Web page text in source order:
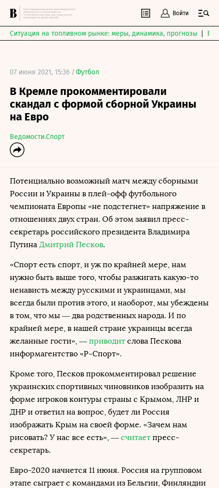
Войти
Ситуация на топливном рынке: меры, динамика, прогнозы
07 июня 2021, 15:36 /Футбол
В Кремле прокомментировали
скандал с формой сборной Украины
на Евро
Ведомости.Спорт
Потенциально возможный матч между сборными
России и Украины в плей-офф футбольного
чемпионата Европы «не подстегнет» напряжение в
отношениях двух стран. Об этом заявил пресс-
секретарь российского президента Владимира
Путина Дмитрий Песков.
«Спорт есть спорт, и уж по крайней мере, нам
нужно быть выше того, чтобы разжигать какую-то
ненависть между русскими и украинцами, мы
всегда были против этого, и наоборот, мы убеждены
в том, что мы — два родственных народа. И по
крайней мере, в нашей стране украинцы всегда
желанные гости», — приводит слова Пескова
информагентство «Р-Спорт».
Кроме того, Песков прокомментировал решение
украинских спортивных чиновников изобразить на
форме игроков контуры страны с Крымом, ЛНР и
ДНР и ответил на вопрос, будет ли Россия
изображать Крым на своей форме. «Зачем нам
рисовать? У нас все есть», — считает пресс-
секретарь.
Евро-2020 начнется 11 июня. Россия на групповом
этапе сыграет с командами из Бельгии, Финляндии